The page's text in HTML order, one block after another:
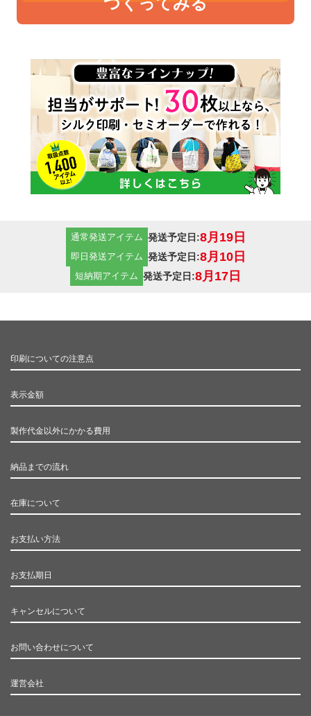
通常発送アイテム 発送予定日:8月19日
即日発送アイテム 発送予定日:8月10日
短納期アイテム 発送予定日:8月17日
印刷についての注意点
表示金額
製作代金以外にかかる費用
納品までの流れ
在庫について
お支払い方法
お支払期日
キャンセルについて
お問い合わせについて
運営会社